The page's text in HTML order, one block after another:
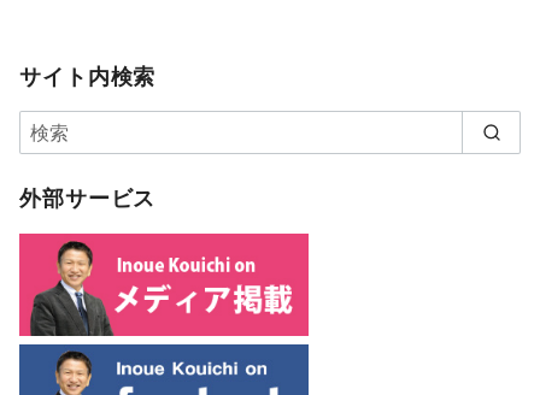
サイト内検索
外部サービス